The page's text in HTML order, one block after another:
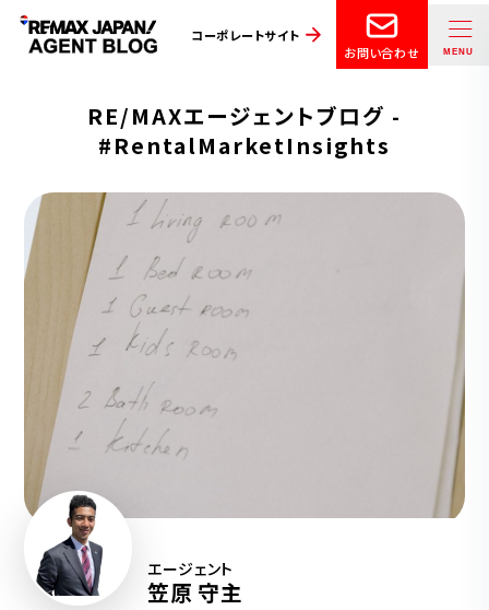
コーポレートサイト
お問い合わせ
RE/MAXエージェントブログ -
#RentalMarketInsights
エージェント
笠原 守主